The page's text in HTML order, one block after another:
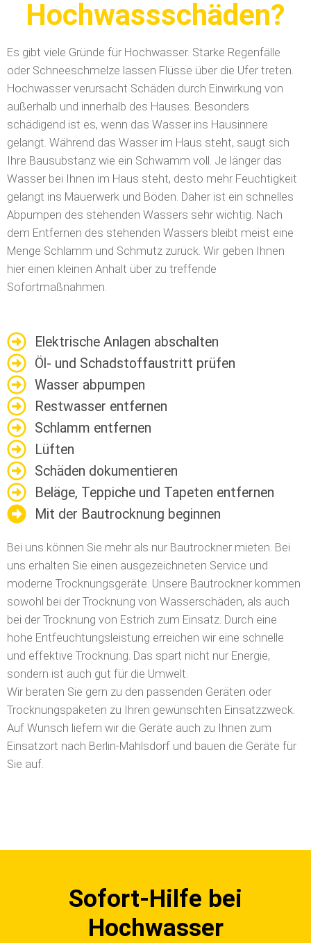
Hochwassschäden?
Es gibt viele Gründe für Hochwasser. Starke Regenfälle
oder Schneeschmelze lassen Flüsse über die Ufer treten.
Hochwasser verursacht Schäden durch Einwirkung von
außerhalb und innerhalb des Hauses. Besonders
schädigend ist es, wenn das Wasser ins Hausinnere
gelangt. Während das Wasser im Haus steht, saugt sich
Ihre Bausubstanz wie ein Schwamm voll. Je länger das
Wasser bei Ihnen im Haus steht, desto mehr Feuchtigkeit
gelangt ins Mauerwerk und Böden. Daher ist ein schnelles
Abpumpen des stehenden Wassers sehr wichtig. Nach
dem Entfernen des stehenden Wassers bleibt meist eine
Menge Schlamm und Schmutz zurück. Wir geben Ihnen
hier einen kleinen Anhalt über zu treffende
Sofortmaßnahmen.
Elektrische Anlagen abschalten
Öl- und Schadstoffaustritt prüfen
Wasser abpumpen
Restwasser entfernen
Schlamm entfernen
Lüften
Schäden dokumentieren
Beläge, Teppiche und Tapeten entfernen
Mit der Bautrocknung beginnen
Bei uns können Sie mehr als nur Bautrockner mieten. Bei
uns erhalten Sie einen ausgezeichneten Service und
moderne Trocknungsgeräte. Unsere Bautrockner kommen
sowohl bei der Trocknung von Wasserschäden, als auch
bei der Trocknung von Estrich zum Einsatz. Durch eine
hohe Entfeuchtungsleistung erreichen wir eine schnelle
und effektive Trocknung. Das spart nicht nur Energie,
sondern ist auch gut für die Umwelt.
Wir beraten Sie gern zu den passenden Geräten oder
Trocknungspaketen zu Ihren gewünschten Einsatzzweck.
Auf Wunsch liefern wir die Geräte auch zu Ihnen zum
Einsatzort nach Berlin-Mahlsdorf und bauen die Geräte für
Sie auf.
Sofort-Hilfe bei
Hochwasser